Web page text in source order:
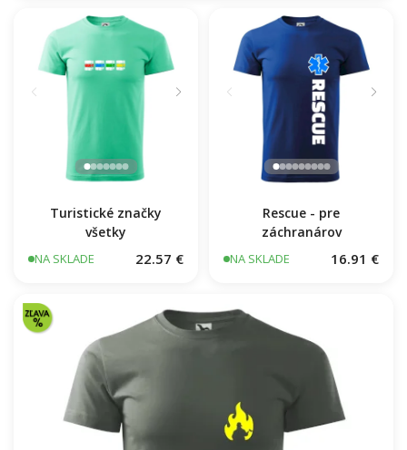
Turistické značky
všetky
NA SKLADE 22.57 €
Rescue - pre
záchranárov
NA SKLADE 16.91 €